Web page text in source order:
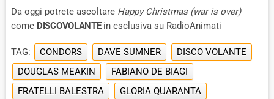
Da oggi potrete ascoltare Happy Christmas (war is over)
come DISCOVOLANTEin esclusiva su RadioAnimati
TAG: CONDORS DAVE SUMNER
DISCO VOLANTE
DOUGLAS MEAKIN
FABIANO DE BIAGI
FRATELLI BALESTRA
GLORIA QUARANTA